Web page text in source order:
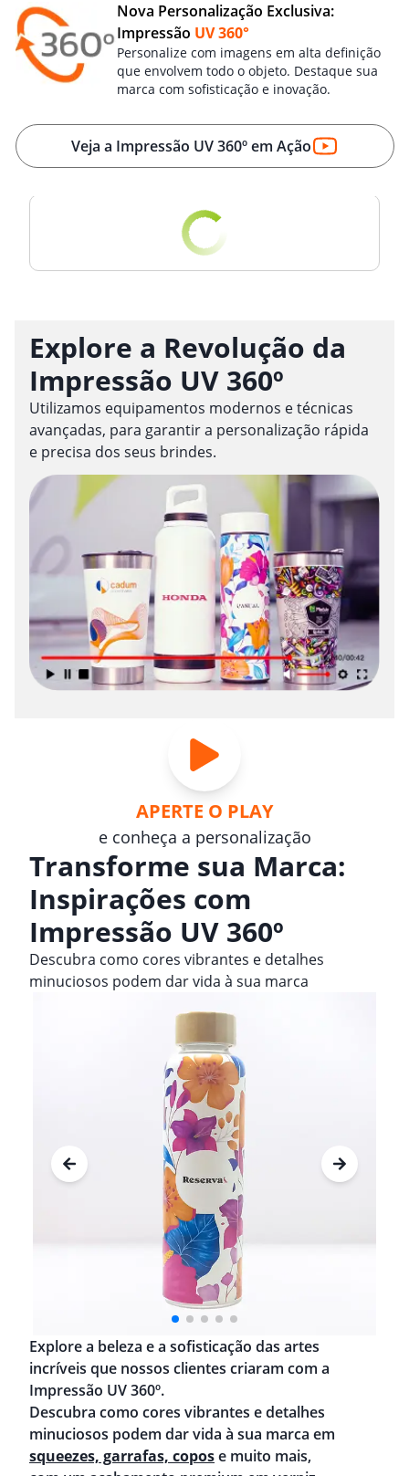
Nova Personalização Exclusiva:
Impressão UV 360°
Personalize com imagens em alta definição
que envolvem todo o objeto. Destaque sua
marca com sofisticação e inovação.
Veja a Impressão UV 360º em Ação
Explore a Revolução da
Impressão UV 360º
Utilizamos equipamentos modernos e técnicas
avançadas, para garantir a personalização rápida
e precisa dos seus brindes.
APERTE O PLAY
e conheça a personalização
Transforme sua Marca:
Inspirações com
Impressão UV 360º
Descubra como cores vibrantes e detalhes
minuciosos podem dar vida à sua marca
Explore a beleza e a sofisticação das artes
incríveis que nossos clientes criaram com a
Impressão UV 360º.
Descubra como cores vibrantes e detalhes
minuciosos podem dar vida à sua marca em
squeezes, garrafas, copose muito mais,